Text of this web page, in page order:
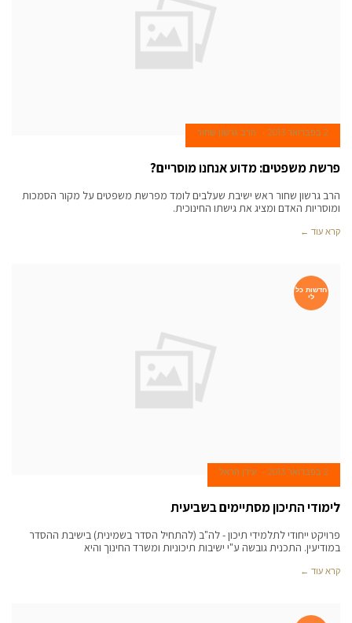
2 בפברואר 2013 הרב גרשון שחור
פרשת משפטים: מדוע אנחנו מוסריים?
הרב גרשון שחור ראש ישיבת שעלבים לומד מפרשת משפטים על מקור הסמכות
ומוסריות האדם ומציג את גישתו החינוכית.
קרא עוד ←
חדשות כל
לי
2 בפברואר 2013 עידן הראל
לימודי התיכון מסתיימים בשביעית
פרויקט ייחודי לתלמידי תיכון - לה"ב (להתחיל הסדר בשמינית) בישיבת ההסדר
במודיעין. התכנית גובשה ע"י ישיבות תיכוניות ומשרד החינוך והיא
קרא עוד ←